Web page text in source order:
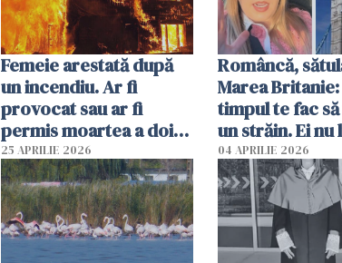
Femeie arestată după
un incendiu. Ar fi
provocat sau ar fi
permis moartea a doi
copii de 1 an și 3 ani
25 APRILIE 2026
Româncă,
Marea
timpul te fac
un străin. Ei nu
ca noi. În
oamenii sunt
04 APRILIE 2026